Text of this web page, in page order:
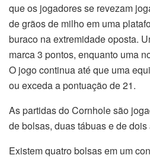
que os jogadores se revezam
de grãos de milho em uma
buraco na extremidade oposta.
marca 3 pontos, enquanto uma
O jogo continua até que uma
ou exceda a pontuação de 21.
As partidas do Cornhole são
de bolsas, duas tábuas e de
Existem quatro bolsas em um